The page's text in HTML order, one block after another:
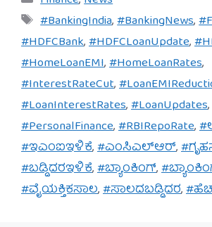
Tags
#BankingIndia,#BankingNews,
#HDFCBank,#HDFCLoanUpdate,
#HomeLoanEMI,#HomeLoanRates,
#InterestRateCut,
#LoanInterestRates,#LoanUpdates,
#PersonalFinance,#RBIRepoRate,
#ಇಎಂಐಇಳಿಕೆ,#ಎಂಸಿಎಲ್‌ಆರ್,
#ಬಡ್ಡಿದರಇಳಿಕೆ,#ಬ್ಯಾಂಕಿಂಗ್,
#ವೈಯಕ್ತಿಕಸಾಲ,#ಸಾಲದಬಡ್ಡಿದರ,